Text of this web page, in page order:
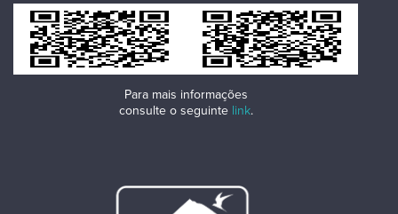
Para mais informações
consulte o seguinte link.